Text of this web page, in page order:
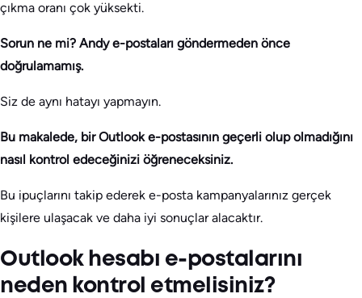
çıkma oranı çok yüksekti.
Sorun ne mi? Andy e-postaları göndermeden önce
doğrulamamış.
Siz de aynı hatayı yapmayın.
Bu makalede, bir Outlook e-postasının geçerli olup olmadığını
nasıl kontrol edeceğinizi öğreneceksiniz.
Bu ipuçlarını takip ederek e-posta kampanyalarınız gerçek
kişilere ulaşacak ve daha iyi sonuçlar alacaktır.
Outlook hesabı e-postalarını
neden kontrol etmelisiniz?